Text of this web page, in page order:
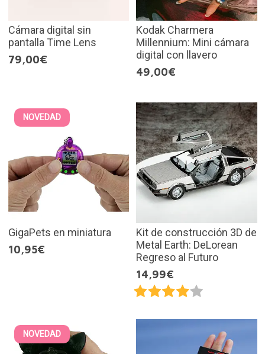
Cámara digital sin
pantalla Time Lens
79,00€
Kodak Charmera
Millennium: Mini cámara
digital con llavero
49,00€
NOVEDAD
GigaPets en miniatura
10,95€
Kit de construcción 3D de
Metal Earth: DeLorean
Regreso al Futuro
14,99€
NOVEDAD